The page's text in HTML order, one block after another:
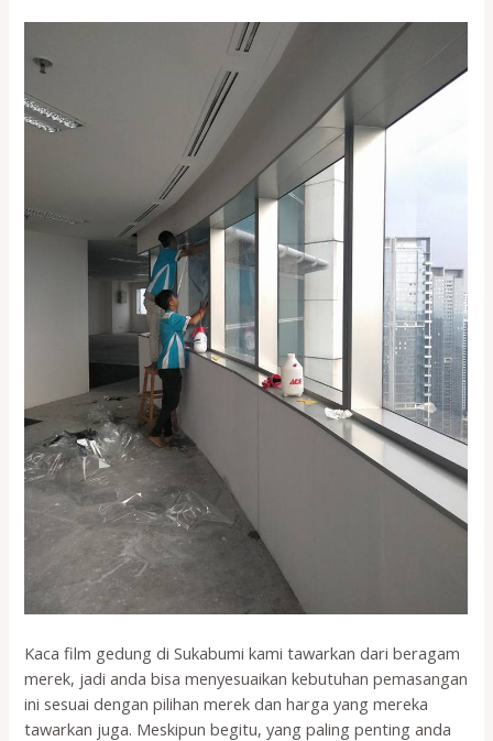
Kaca film gedung di Sukabumi kami tawarkan dari beragam
merek, jadi anda bisa menyesuaikan kebutuhan pemasangan
ini sesuai dengan pilihan merek dan harga yang mereka
tawarkan juga. Meskipun begitu, yang paling penting anda